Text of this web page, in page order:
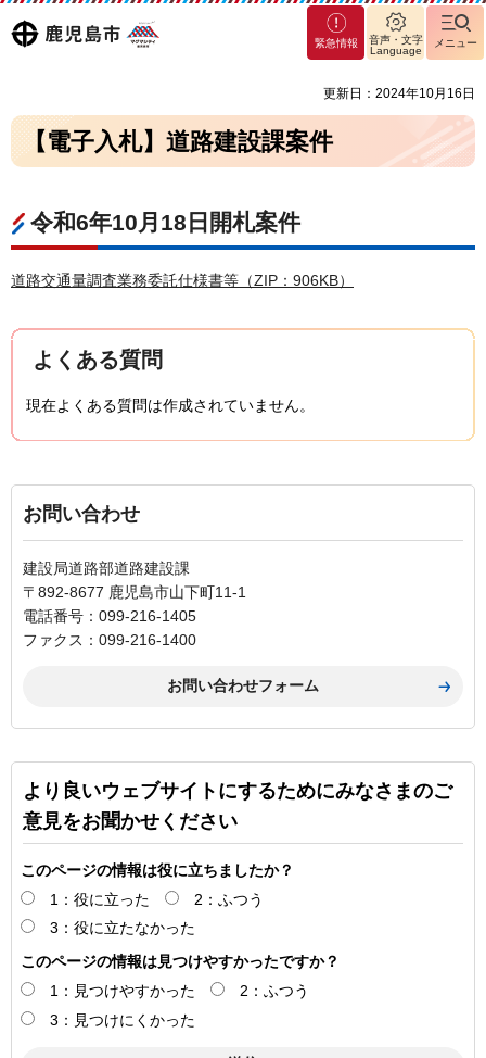
鹿児島
マグ
マシ
島市
緊急情報
音声・文字
Language
メニュー
更新日：2024年10月16日
【電子入札】道路建設課案件
令和6年10月18日開札案件
道路交通量調査業務委託仕様書等（ZIP：906KB）
よくある質問
現在よくある質問は作成されていません。
お問い合わせ
建設局道路部道路建設課
〒892-8677 鹿児島市山下町11-1
電話番号：099-216-1405
ファクス：099-216-1400
より良いウェブサイトにするためにみなさまのご
意見をお聞かせください
このページの情報は役に立ちましたか？
1：役に立った
2：ふつう
3：役に立たなかった
このページの情報は見つけやすかったですか？
1：見つけやすかった
2：ふつう
3：見つけにくかった